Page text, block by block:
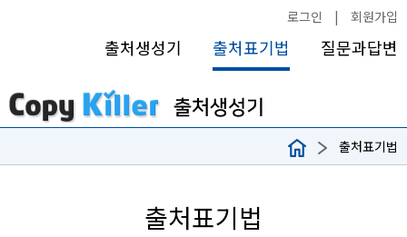
로그인 | 회원가입
출처생성기 출처표기법 질문과답변
출처표기법
출처표기법